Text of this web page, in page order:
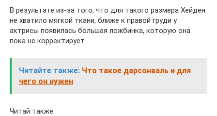
В результате из-за того, что для такого размера Хейден
не хватило мягкой ткани, ближе к правой груди у
актрисы появилась большая ложбинка, которую она
пока не корректирует.
Читайте также: Что такое дарсонваль и для
чего он нужен
Читай также